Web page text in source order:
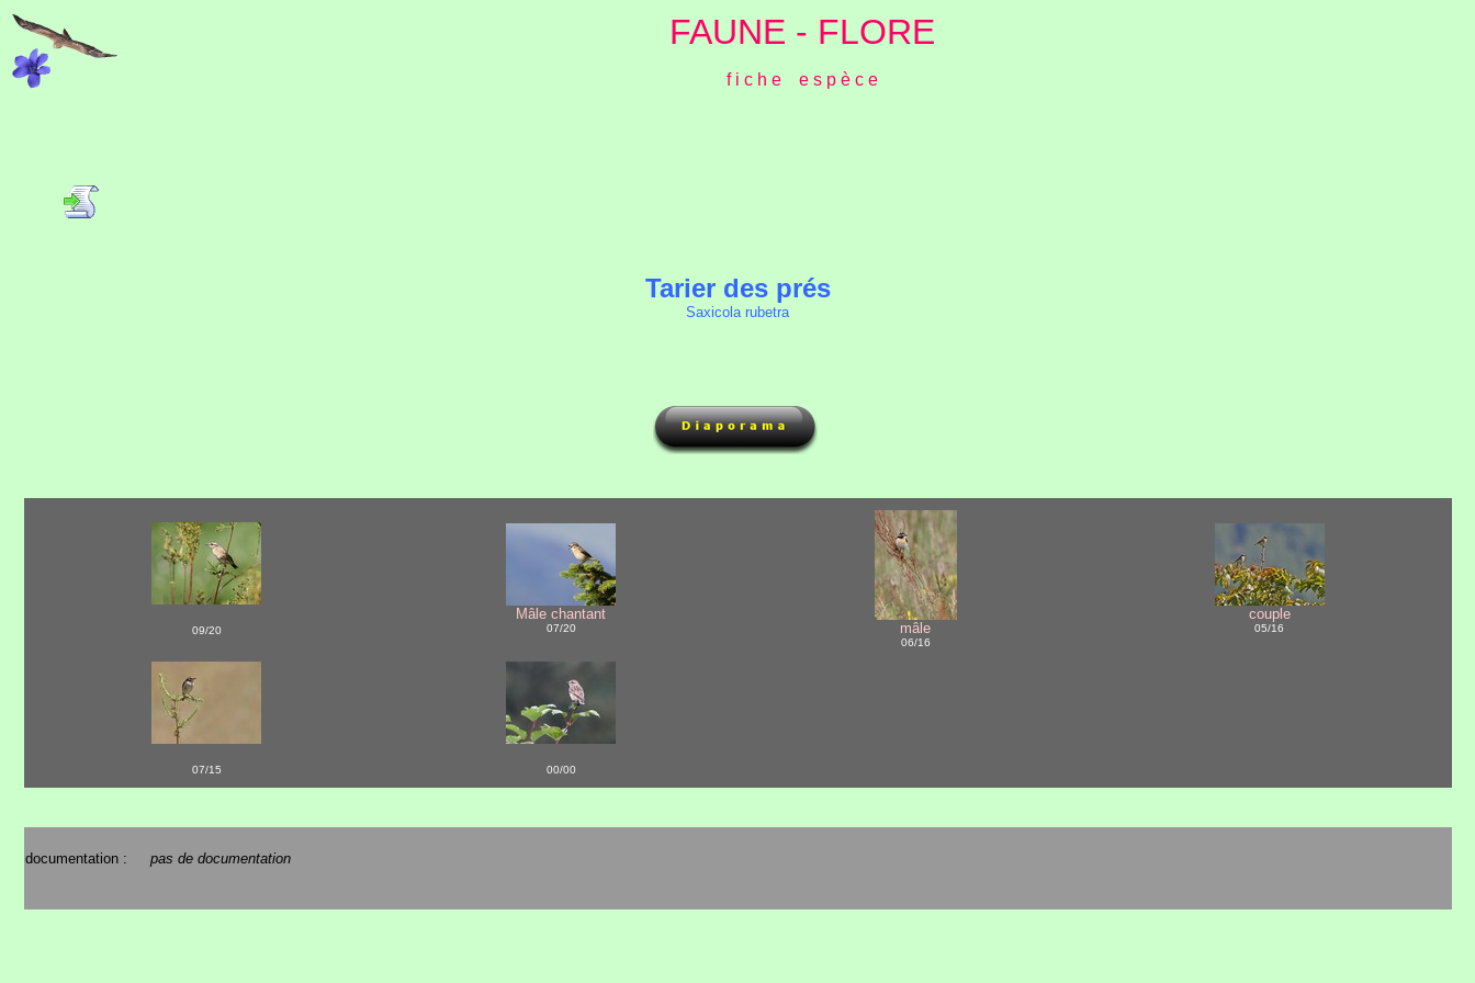
FAUNE - FLORE
f i c h e e s p è c e
Tarier des prés
Saxicola rubetra
09/20
Mâle chantant
07/20 mâle
06/16
couple
05/16
07/15 00/00
documentation : pas de documentation